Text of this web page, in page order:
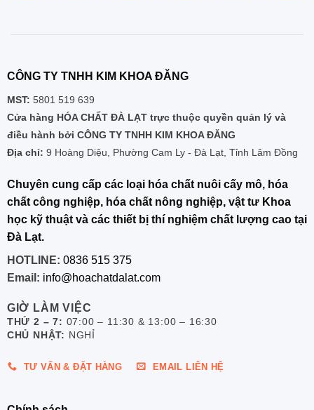
CÔNG TY TNHH KIM KHOA ĐĂNG
MST: 5801 519 639
Cửa hàng HÓA CHẤT ĐÀ LẠT trực thuộc quyền quản lý và
điều hành bởi CÔNG TY TNHH KIM KHOA ĐĂNG
Địa chỉ: 9 Hoàng Diệu, Phường Cam Ly - Đà Lạt, Tỉnh Lâm Đồng
Chuyên cung cấp các loại hóa chất nuôi cấy mô, hóa
chất công nghiệp, hóa chất nông nghiệp, vật tư Khoa
học kỹ thuật và các thiết bị thí nghiệm chất lượng cao tại
Đà Lạt.
HOTLINE: 0836 515 375
Email: info@hoachatdalat.com
GIỜ LÀM VIỆC
THỨ 2 – 7: 07:00 – 11:30 & 13:00 – 16:30
CHỦ NHẬT: NGHỈ
TƯ VẤN & ĐẶT HÀNG EMAIL LIÊN HỆ